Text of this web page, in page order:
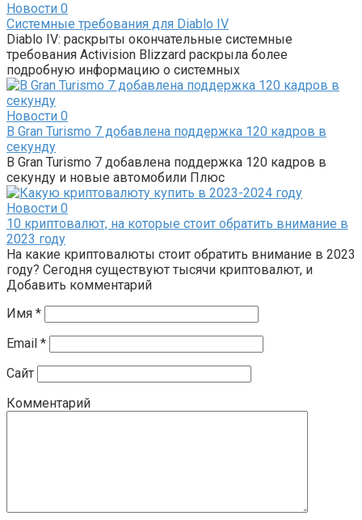
Новости 0
Системные требования для Diablo IV
Diablo IV: раскрыты окончательные системные
требования Activision Blizzard раскрыла более
подробную информацию о системных
Новости 0
В Gran Turismo 7 добавлена ​​поддержка 120 кадров в
секунду
В Gran Turismo 7 добавлена ​​поддержка 120 кадров в
секунду и новые автомобили Плюс
Новости 0
10 криптовалют, на которые стоит обратить внимание в
2023 году
На какие криптовалюты стоит обратить внимание в 2023
году? Сегодня существуют тысячи криптовалют, и
Добавить комментарий
Имя *
Email *
Сайт
Комментарий